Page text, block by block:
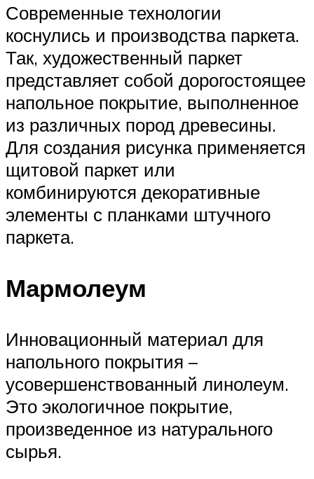
Современные технологии
коснулись и производства паркета.
Так, художественный паркет
представляет собой дорогостоящее
напольное покрытие, выполненное
из различных пород древесины.
Для создания рисунка применяется
щитовой паркет или
комбинируются декоративные
элементы с планками штучного
паркета.
Мармолеум
Инновационный материал для
напольного покрытия –
усовершенствованный линолеум.
Это экологичное покрытие,
произведенное из натурального
сырья.